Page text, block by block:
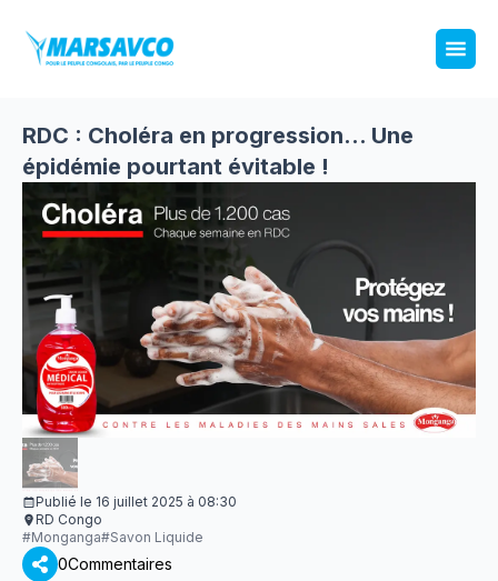
RDC : Choléra en progression... Une
épidémie pourtant évitable !
Publié le 16 juillet 2025 à 08:30
RD Congo
#Monganga#Savon Liquide
0Commentaires